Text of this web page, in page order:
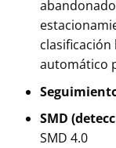
automático
SMD
SMD 4.0